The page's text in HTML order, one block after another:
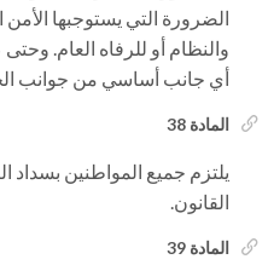
الضرورة التي يستوجبها
والنظام أو للرفاه العام.
أي جانب أساسي من جوانب
المادة 38
يلتزم جميع المواطنين بسداد
القانون.
المادة 39